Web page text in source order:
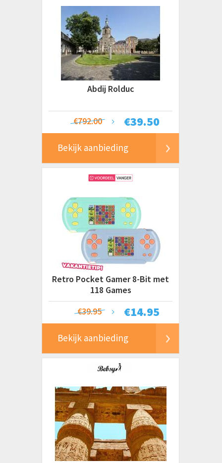
Abdij Rolduc
€39.50
€792.00
Bekijk aanbieding
Retro Pocket Gamer 8-Bit met
118 Games
€14.95
€39.95
Bekijk aanbieding